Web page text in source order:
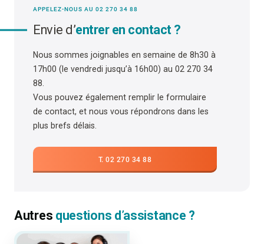
APPELEZ-NOUS AU 02 270 34 88
Envie d’entrer en contact ?
Nous sommes joignables en semaine de 8h30 à
17h00 (le vendredi jusqu’à 16h00) au 02 270 34
88.
Vous pouvez également remplir le formulaire
de contact, et nous vous répondrons dans les
plus brefs délais.
T. 02 270 34 88
Autres questions d’assistance ?